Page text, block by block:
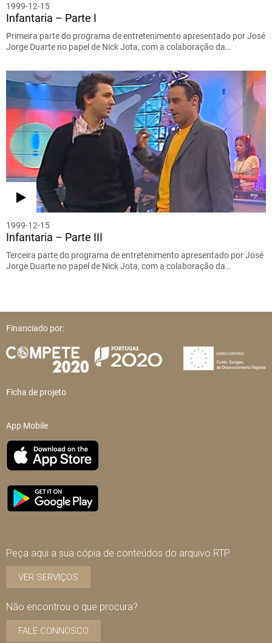
1999-12-15
Infantaria – Parte I
Primeira parte do programa de entretenimento apresentado por José
Jorge Duarte no papel de Nick Jota, com a colaboração da…
1999-12-15
Infantaria – Parte III
Terceira parte do programa de entretenimento apresentado por José
Jorge Duarte no papel de Nick Jota, com a colaboração da…
Financiado por:
Ficha de projeto
App Mobile
Peça aqui a sua cópia de conteúdos do arquivo RTP
VER SERVIÇOS
Não encontrou o que procura?
FALE CONNOSCO